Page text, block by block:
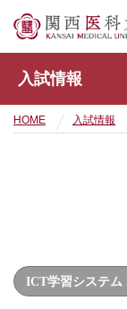
入試情報
HOME 入試情報
ICT学習システム